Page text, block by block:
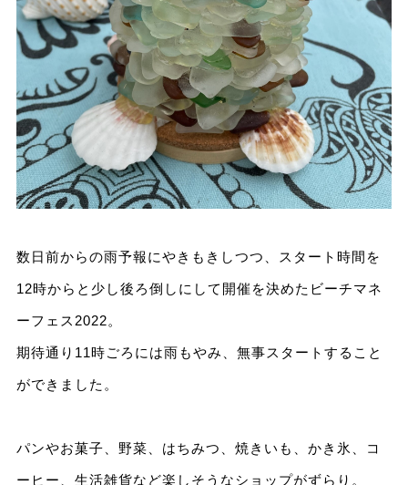
数日前からの雨予報にやきもきしつつ、スタート時間を
12時からと少し後ろ倒しにして開催を決めたビーチマネ
ーフェス2022。
期待通り11時ごろには雨もやみ、無事スタートすること
ができました。
パンやお菓子、野菜、はちみつ、焼きいも、かき氷、コ
ーヒー、生活雑貨など楽しそうなショップがずらり。